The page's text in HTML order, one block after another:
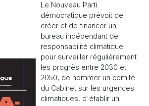
Le Nouveau Parti
démocratique prévoit de
créer et de financer un
bureau indépendant de
responsabilité climatique
pour surveiller régulièrement
les progrès entre 2030 et
2050, de nommer un comité
du Cabinet sur les urgences
climatiques, d'établir un